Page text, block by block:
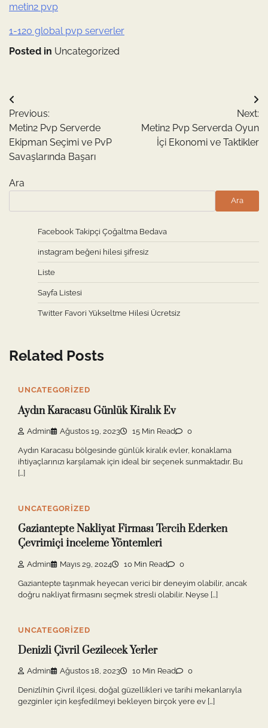
metin2 pvp
1-120 global pvp serverler
Posted in Uncategorized
Yazı
gezinmesi
Previous:
Metin2 Pvp Serverde
Ekipman Seçimi ve PvP
Savaşlarında Başarı
Next:
Metin2 Pvp Serverda Oyun
İçi Ekonomi ve Taktikler
Ara
Ara
Facebook Takipçi Çoğaltma Bedava
instagram beğeni hilesi şifresiz
Liste
Sayfa Listesi
Twitter Favori Yükseltme Hilesi Ücretsiz
Related Posts
UNCATEGORIZED
Aydın Karacasu Günlük Kiralık Ev
Admin Ağustos 19, 2023 15 Min Read 0
Aydın Karacasu bölgesinde günlük kiralık evler, konaklama
ihtiyaçlarınızı karşılamak için ideal bir seçenek sunmaktadır. Bu
[…]
UNCATEGORIZED
Gaziantepte Nakliyat Firması Tercih Ederken
Çevrimiçi İnceleme Yöntemleri
Admin Mayıs 29, 2024 10 Min Read 0
Gaziantepte taşınmak heyecan verici bir deneyim olabilir, ancak
doğru nakliyat firmasını seçmek stresli olabilir. Neyse […]
UNCATEGORIZED
Denizli Çivril Gezilecek Yerler
Admin Ağustos 18, 2023 10 Min Read 0
Denizli’nin Çivril ilçesi, doğal güzellikleri ve tarihi mekanlarıyla
gezginler için keşfedilmeyi bekleyen birçok yere ev […]